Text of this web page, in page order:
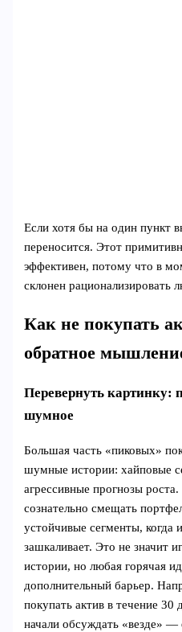
Если хотя бы на один пункт
переносится. Этот
эффективен, потому что в
склонен рационализировать
Как не покупать
обратное
Перевернуть картинку:
шумное
Большая часть «пиковых»
шумные истории: хайповые
агрессивные прогнозы
сознательно смещать
устойчивые сегменты,
зашкаливает. Это не значит
истории, но любая горячая
дополнительный барьер.
покупать актив в течение 30
начали обсуждать «везде» —